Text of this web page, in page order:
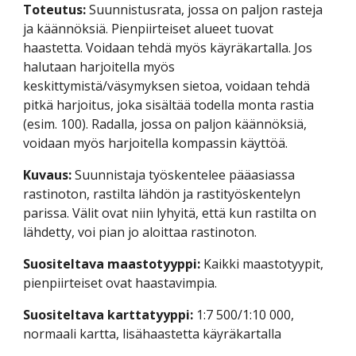
Toteutus: Suunnistusrata, jossa on paljon rasteja
ja käännöksiä. Pienpiirteiset alueet tuovat
haastetta. Voidaan tehdä myös käyräkartalla. Jos
halutaan harjoitella myös
keskittymistä/väsymyksen sietoa, voidaan tehdä
pitkä harjoitus, joka sisältää todella monta rastia
(esim. 100). Radalla, jossa on paljon käännöksiä,
voidaan myös harjoitella kompassin käyttöä.
Kuvaus: Suunnistaja työskentelee pääasiassa
rastinoton, rastilta lähdön ja rastityöskentelyn
parissa. Välit ovat niin lyhyitä, että kun rastilta on
lähdetty, voi pian jo aloittaa rastinoton.
Suositeltava maastotyyppi: Kaikki maastotyypit,
pienpiirteiset ovat haastavimpia.
Suositeltava karttatyyppi: 1:7 500/1:10 000,
normaali kartta, lisähaastetta käyräkartalla